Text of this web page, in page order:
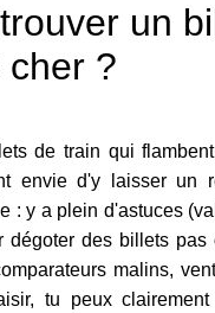
un
cher ?
de train qui
envie d'y laisser un
: y a plein d'astuces
dégoter des billets
malins,
tu peux